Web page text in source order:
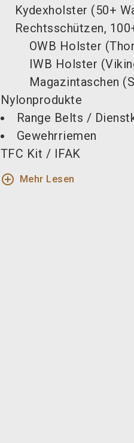
Kydexholster (50+
Rechtsschützen,
OWB Holster
IWB Holster
Magazintaschen
Nylonprodukte
Range Belts /
Gewehrriemen
TFC Kit / IFAK
add_circle_outline Mehr Lesen